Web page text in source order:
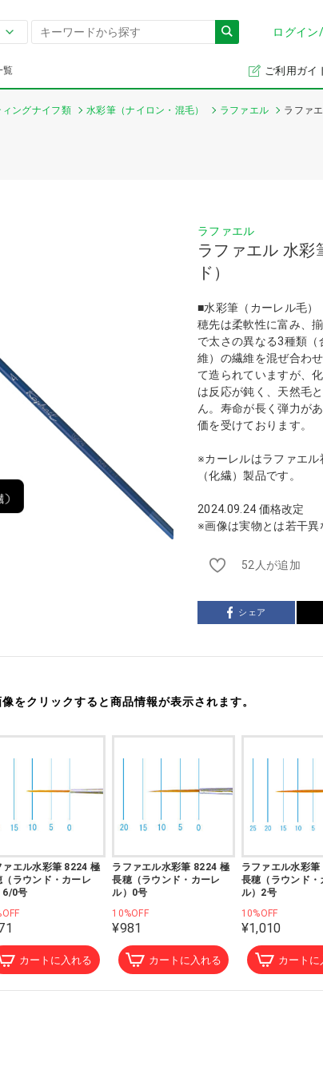
ログイ
覧 ご利用ガイ
ングナイフ類 水彩筆（ナイロン・混毛） ラファエル ラファ
ラファエル
ラファエル 水彩
ド）
■水彩筆（カーレル毛）
穂先は柔軟性に富み、
で太さの異なる3種類
維）の繊維を混ぜ合わ
て造られていますが、
は反応が鈍く、天然毛
ん。寿命が長く弾力が
価を受けております。
※カーレルはラファエ
（化繊）製品です。
2024.09.24 価格改定
※画像は実物とは若干異
52人が追加
シェア
をクリックすると商品情報が表示されます。
ァエル水彩筆 8224 極
（ラウンド・カーレ
6/0号
カートに入れる
ラファエル水彩筆 8224 極
長穂（ラウンド・カーレ
ル）0号
10%OFF
¥981
カートに入れる
ラファエル水彩
長穂（ラウンド・
ル）2号
10%OFF
¥1,010
カートに